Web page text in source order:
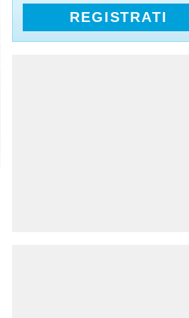
REGISTRATI